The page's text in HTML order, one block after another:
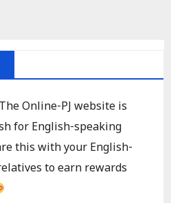
Online-PJ website is
for English-speaking
this with your English-
to earn rewards